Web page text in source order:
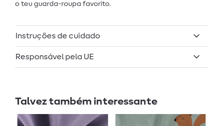
o teu guarda-roupa favorito.
Instruções de cuidado
Responsável pela UE
Talvez também interessante